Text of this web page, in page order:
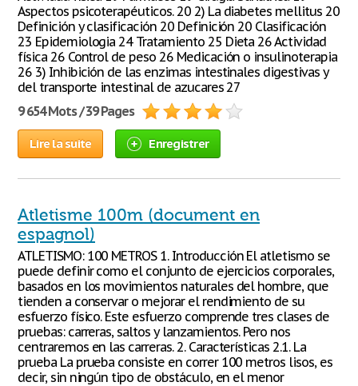
Aspectos psicoterapéuticos. 20 2) La diabetes mellitus 20
Definición y clasificación 20 Definición 20 Clasificación
23 Epidemiologia 24 Tratamiento 25 Dieta 26 Actividad
física 26 Control de peso 26 Medicación o insulinoterapia
26 3) Inhibición de las enzimas intestinales digestivas y
del transporte intestinal de azucares 27
9 654 Mots / 39 Pages
Lire la suite Enregistrer
Atletisme 100m (document en
espagnol)
ATLETISMO: 100 METROS 1. Introducción El atletismo se
puede definir como el conjunto de ejercicios corporales,
basados en los movimientos naturales del hombre, que
tienden a conservar o mejorar el rendimiento de su
esfuerzo físico. Este esfuerzo comprende tres clases de
pruebas: carreras, saltos y lanzamientos. Pero nos
centraremos en las carreras. 2. Características 2.1. La
prueba La prueba consiste en correr 100 metros lisos, es
decir, sin ningún tipo de obstáculo, en el menor